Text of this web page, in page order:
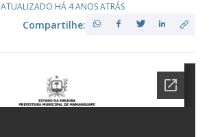
ATUALIZADO HÁ 4 ANOS ATRÁS
Compartilhe: